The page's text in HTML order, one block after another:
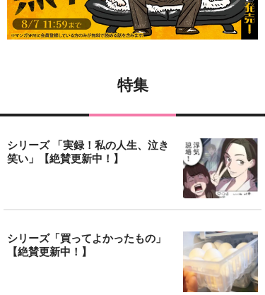
特集
シリーズ 「実録！私の人生、泣き
笑い」【絶賛更新中！】
シリーズ「買ってよかったもの」
【絶賛更新中！】